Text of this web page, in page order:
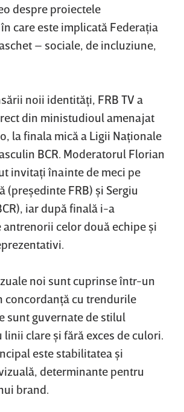
despre proiectele
care este implicată Federaţia
– sociale, de incluziune,
noii identităţi, FRB TV a
din ministudioul amenajat
la finala mică a Ligii Naţionale
BCR. Moderatorul Florian
invitaţi înainte de meci pe
(preşedinte FRB) şi Sergiu
iar după finală i-a
celor două echipe şi
noi sunt cuprinse într-un
concordanţă cu trendurile
sunt guvernate de stilul
clare şi fără exces de culori.
este stabilitatea şi
determinante pentru
brand.